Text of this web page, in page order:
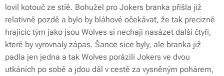
lovil kotouč ze stíě. Bohužel pro Jokers branka přišla již
relativně pozdě a bylo by bláhové očekávat, že tak precizně
hrajícíc tým jako jsou Wolves si nechají nasázet další čtyři,
které by vyrovnaly zápas. Šance sice byly, ale branka již
padla jen jedna a tak Wolves porázili Jokers ve dvou
utkáních po sobě a jdou dál v cestě za vysněným pohárem,